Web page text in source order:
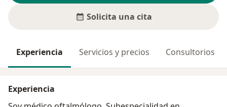
Solicita una cita
Experiencia Servicios y precios Consultorios
Experiencia